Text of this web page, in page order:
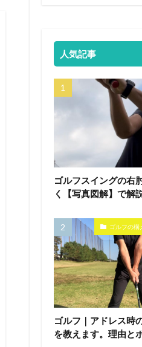
人気記事
ゴルフスイングの右
く【写真図解】で解説
ゴルフの構
ゴルフ｜アドレス時
を教えます。理由と